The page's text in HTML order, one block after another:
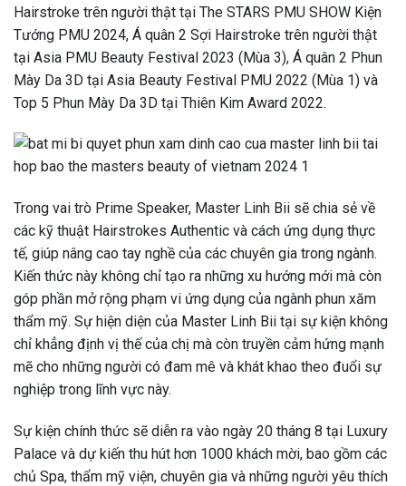
Hairstroke trên người thật tại The STARS PMU SHOW Kiện
Tướng PMU 2024, Á quân 2 Sợi Hairstroke trên người thật
tại Asia PMU Beauty Festival 2023 (Mùa 3), Á quân 2 Phun
Mày Da 3D tại Asia Beauty Festival PMU 2022 (Mùa 1) và
Top 5 Phun Mày Da 3D tại Thiên Kim Award 2022.
Trong vai trò Prime Speaker, Master Linh Bii sẽ chia sẻ về
các kỹ thuật Hairstrokes Authentic và cách ứng dụng thực
tế, giúp nâng cao tay nghề của các chuyên gia trong ngành.
Kiến thức này không chỉ tạo ra những xu hướng mới mà còn
góp phần mở rộng phạm vi ứng dụng của ngành phun xăm
thẩm mỹ. Sự hiện diện của Master Linh Bii tại sự kiện không
chỉ khẳng định vị thế của chị mà còn truyền cảm hứng mạnh
mẽ cho những người có đam mê và khát khao theo đuổi sự
nghiệp trong lĩnh vực này.
Sự kiện chính thức sẽ diễn ra vào ngày 20 tháng 8 tại Luxury
Palace và dự kiến thu hút hơn 1000 khách mời, bao gồm các
chủ Spa, thẩm mỹ viện, chuyên gia và những người yêu thích